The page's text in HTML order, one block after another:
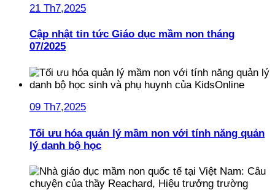
21 Th7,2025
Cập nhật tin tức Giáo dục mầm non tháng
07/2025
09 Th7,2025
Tối ưu hóa quản lý mầm non với tính năng quản
lý danh bộ học